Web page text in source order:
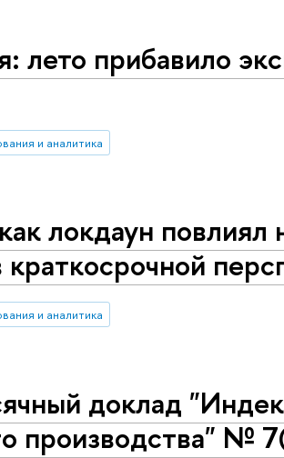
лето прибавило
и аналитика
локдаун
и аналитика
доклад
производства" №